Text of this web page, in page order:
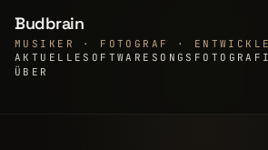
Budbrain
MUSIKER · FOTOGRAF ·
AKTUELLE SOFTWARE SONGS
ÜBER